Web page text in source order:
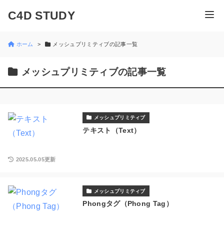
C4D STUDY
ホーム メッシュプリミティブの記事一覧
メッシュプリミティブの記事一覧
メッシュプリミティブ
テキスト（Text）
2025.05.05更新
メッシュプリミティブ
Phongタグ（Phong Tag）